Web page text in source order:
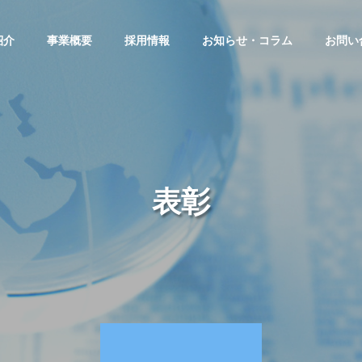
介 事業概要 採用情報 お知らせ・コラム お問い
表彰